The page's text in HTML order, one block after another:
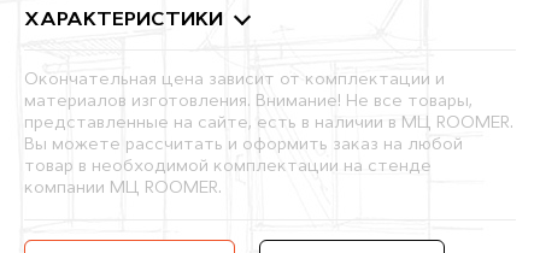
ХАРАКТЕРИСТИКИ
Окончательная цена зависит от комплектации и
материалов изготовления. Внимание! Не все товары,
представленные на сайте, есть в наличии в МЦ ROOMER.
Вы можете рассчитать и оформить заказ на любой
товар в необходимой комплектации на стенде
компании МЦ ROOMER.